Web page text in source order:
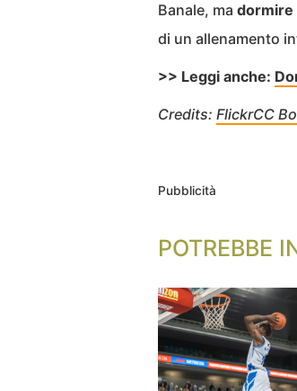
Banale, ma dormire
di un allenamento
>> Leggi anche:
Credits: FlickrCC
Pubblicità
POTREBBE